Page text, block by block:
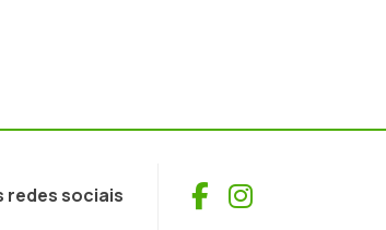
redes sociais Facebook
Instagram